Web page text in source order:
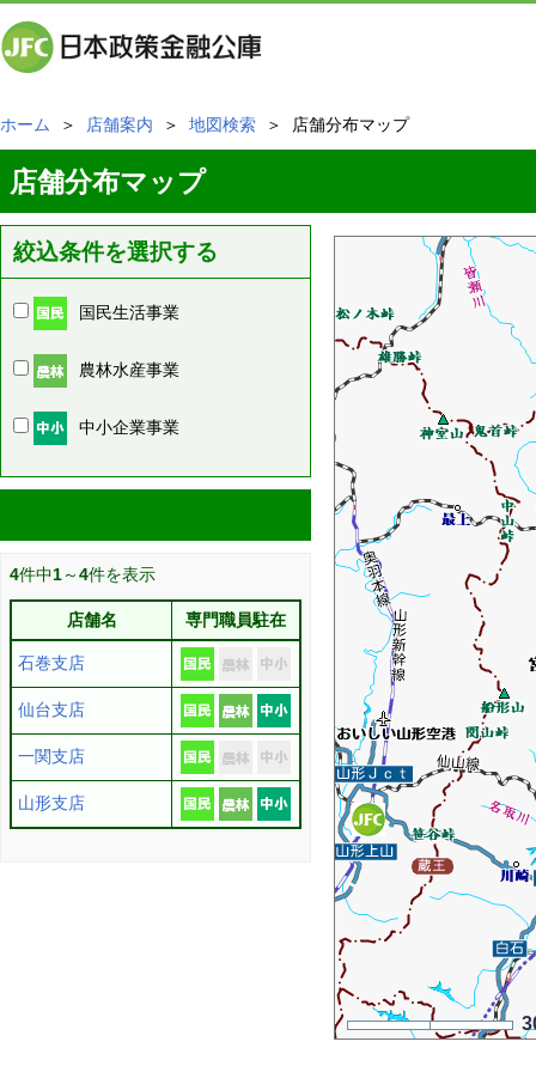
ホーム ＞ 店舗案内 ＞ 地図検索 ＞ 店舗分布マップ
店舗分布マップ
絞込条件を選択する
国民生活事業
農林水産事業
中小企業事業
4件中1～4件を表示
店舗名 専門職員駐在
石巻支店
仙台支店
一関支店
山形支店